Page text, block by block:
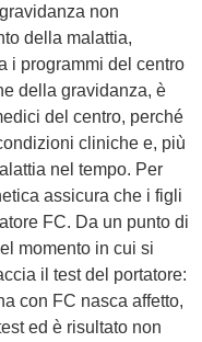
non
della malattia,
i programmi del centro
della gravidanza, è
del centro, perché
cliniche e, più
nel tempo. Per
assicura che i figli
FC. Da un punto di
momento in cui si
il test del portatore:
con FC nasca affetto,
ed è risultato non